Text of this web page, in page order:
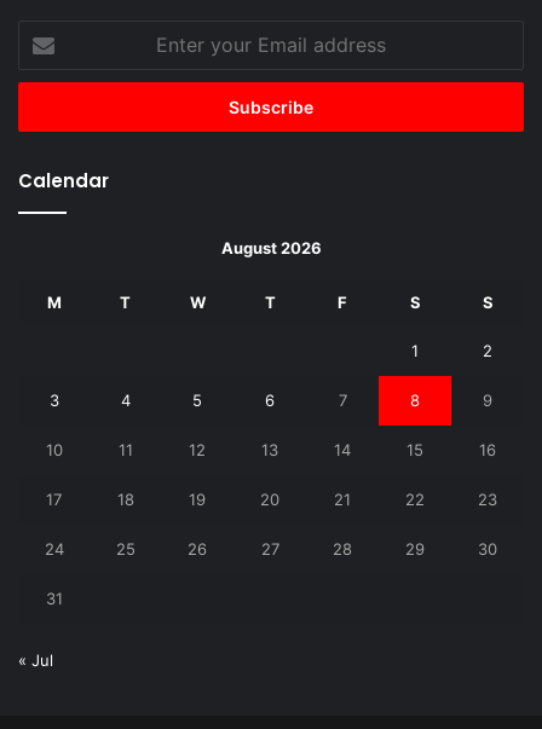
Enter
your
Email
Calendar
August 2026
M T W T F S S
1 2
3 4 5 6 7 8 9
10 11 12 13 14 15 16
17 18 19 20 21 22 23
24 25 26 27 28 29 30
31
« Jul